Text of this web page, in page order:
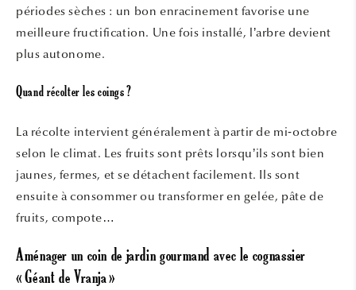
périodes sèches : un bon enracinement favorise une
meilleure fructification. Une fois installé, l’arbre devient
plus autonome.
Quand récolter les coings ?
La récolte intervient généralement à partir de mi‑octobre
selon le climat. Les fruits sont prêts lorsqu’ils sont bien
jaunes, fermes, et se détachent facilement. Ils sont
ensuite à consommer ou transformer en gelée, pâte de
fruits, compote…
Aménager un coin de jardin gourmand avec le cognassier
« Géant de Vranja »